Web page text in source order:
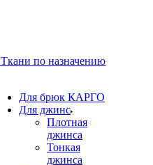
Ткани по назначению
Для брюк КАРГО
Для джинс
Плотная
джинса
Тонкая
джинса